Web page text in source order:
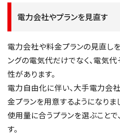
電力会社やプランを見直す
電力会社や料金プランの見直しを
ングの電気代だけでなく、電気
性があります。
電力自由化に伴い、大手電力会
金プランを用意するようになりま
使用量に合うプランを選ぶこと
す。